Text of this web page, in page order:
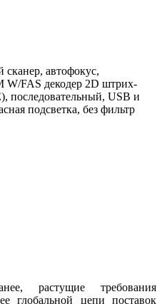
автофокус,
FAS декодер 2D штрих-
последовательный, USB и
подсветка, без фильтр
растущие требования
глобальной цепи поставок